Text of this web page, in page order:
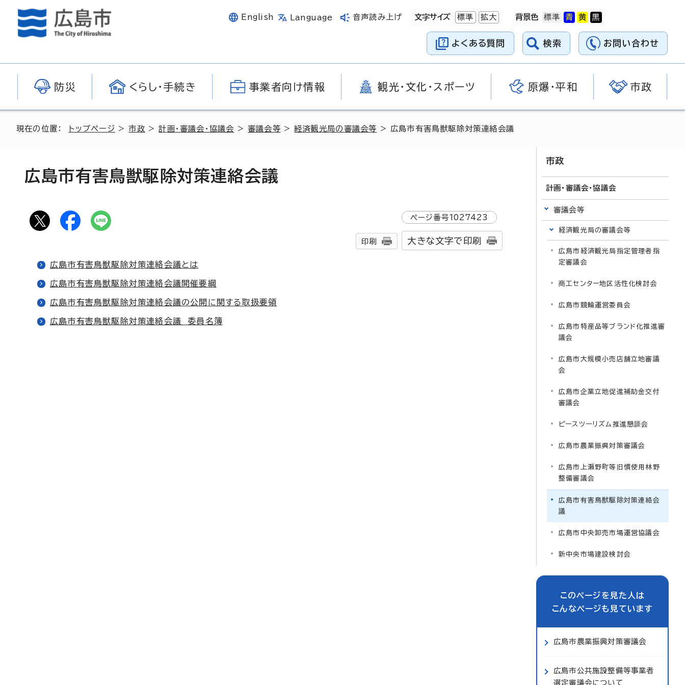
English Language 音声読み上げ 文字サイズ 標準 拡大 背景色
よくある質問 検索 お問い合わせ
防災 くらし・手続き 事業者向け情報 観光・文化・スポーツ 原爆・平和 市政
現在の位置： トップページ >市政 >計画・審議会・協議会 >審議会等 >経済観光局の審議会等 > 広島市有害鳥獣駆除対策連絡会議
広島市有害鳥獣駆除対策連絡会議
ページ番号1027423
印刷 大きな文字で印刷
広島市有害鳥獣駆除対策連絡会議とは
広島市有害鳥獣駆除対策連絡会議開催要綱
広島市有害鳥獣駆除対策連絡会議の公開に関する取扱要領
広島市有害鳥獣駆除対策連絡会議 委員名簿
市政
計画・審議会・協議会
審議会等
経済観光局の審議会等
広島市経済観光局指定管理者指
定審議会
商工センター地区活性化検討会
広島市競輪運営委員会
広島市特産品等ブランド化推進審
議会
広島市大規模小売店舗立地審議
会
広島市企業立地促進補助金交付
審議会
ピースツーリズム推進懇談会
広島市農業振興対策審議会
広島市上瀬野町等旧慣使用林野
整備審議会
広島市有害鳥獣駆除対策連絡会
議
広島市中央卸売市場運営協議会
新中央市場建設検討会
このページを見た人は
こんなページも見ています
広島市農業振興対策審議会
広島市公共施設整備等事業者
選定審議会について